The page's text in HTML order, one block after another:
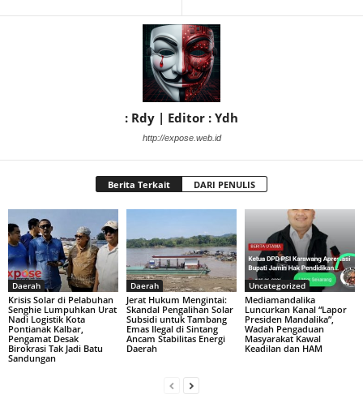
: Rdy | Editor : Ydh
http://expose.web.id
Berita Terkait DARI PENULIS
Daerah
Krisis Solar di Pelabuhan
Senghie Lumpuhkan Urat
Nadi Logistik Kota
Pontianak Kalbar,
Pengamat Desak
Birokrasi Tak Jadi Batu
Sandungan
Daerah
Jerat Hukum Mengintai:
Skandal Pengalihan Solar
Subsidi untuk Tambang
Emas Ilegal di Sintang
Ancam Stabilitas Energi
Daerah
Uncategorized
Mediamandalika
Luncurkan Kanal “Lapor
Presiden Mandalika”,
Wadah Pengaduan
Masyarakat Kawal
Keadilan dan HAM